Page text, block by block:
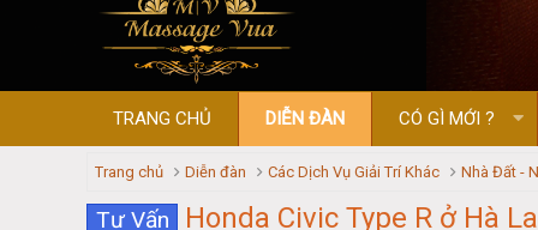
TRANG CHỦ DIỄN ĐÀN CÓ GÌ MỚI ?
Trang chủ Diễn đàn Các Dịch Vụ Giải Trí Khác Nhà Đất -
Tư Vấn Honda Civic Type R ở Hà